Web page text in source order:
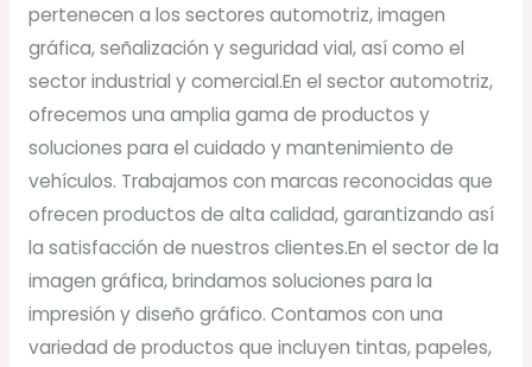
pertenecen a los sectores automotriz, imagen
gráfica, señalización y seguridad vial, así como el
sector industrial y comercial.En el sector automotriz,
ofrecemos una amplia gama de productos y
soluciones para el cuidado y mantenimiento de
vehículos. Trabajamos con marcas reconocidas que
ofrecen productos de alta calidad, garantizando así
la satisfacción de nuestros clientes.En el sector de la
imagen gráfica, brindamos soluciones para la
impresión y diseño gráfico. Contamos con una
variedad de productos que incluyen tintas, papeles,